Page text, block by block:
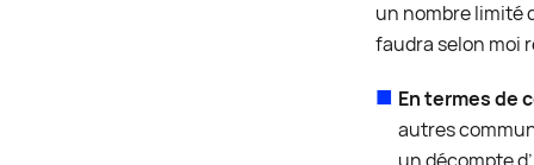
un nombre limité
faudra selon moi
En termes de
autres